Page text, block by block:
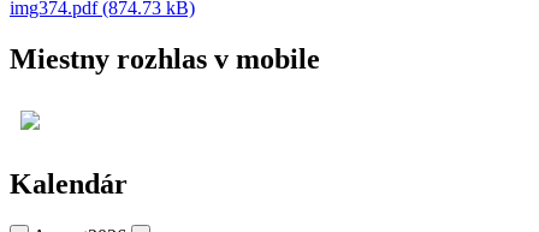
img374.pdf (874.73 kB)
Miestny rozhlas v mobile
Kalendár